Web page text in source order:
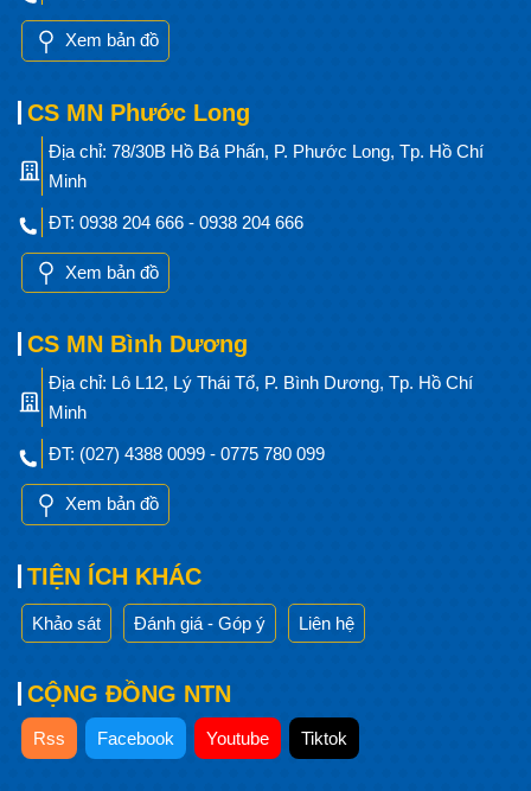
Xem bản đồ
CS MN Phước Long
Địa chỉ: 78/30B Hồ Bá Phấn, P. Phước Long, Tp. Hồ Chí
Minh
ĐT: 0938 204 666 - 0938 204 666
Xem bản đồ
CS MN Bình Dương
Địa chỉ: Lô L12, Lý Thái Tổ, P. Bình Dương, Tp. Hồ Chí
Minh
ĐT: (027) 4388 0099 - 0775 780 099
Xem bản đồ
TIỆN ÍCH KHÁC
Khảo sát Đánh giá - Góp ý Liên hệ
CỘNG ĐỒNG NTN
Rss Facebook Youtube Tiktok